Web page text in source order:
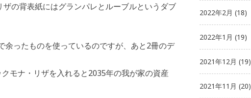
の背表紙にはグランパレとルーブルというダブ
ったものを使っているのですが、あと2冊のデ
モナ・リザを入れると2035年の我が家の資産
2022年2月 (18)
2022年1月 (19)
2021年12月 (19)
2021年11月 (20)